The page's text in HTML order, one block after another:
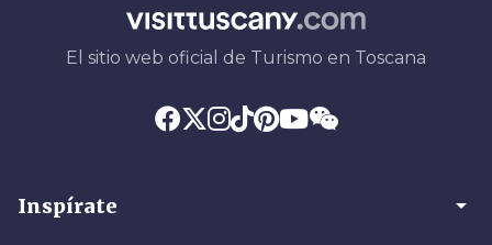
El sitio web oficial de Turismo en Toscana
Inspírate arrow_drop_down